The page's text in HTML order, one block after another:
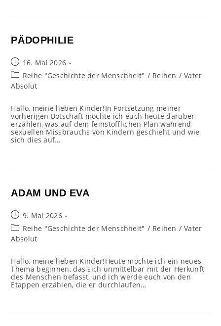
PÄDOPHILIE
Beitrag
veröffentlicht:
16. Mai 2026
Beitrags-
Kategorie:
Reihe "Geschichte der Menschheit" / Reihen / Vater
Absolut
Hallo, meine lieben Kinder!In Fortsetzung meiner
vorherigen Botschaft möchte ich euch heute darüber
erzählen, was auf dem feinstofflichen Plan während
sexuellen Missbrauchs von Kindern geschieht und wie
sich dies auf…
ADAM UND EVA
Beitrag
veröffentlicht:
9. Mai 2026
Beitrags-
Kategorie:
Reihe "Geschichte der Menschheit" / Reihen / Vater
Absolut
Hallo, meine lieben Kinder!Heute möchte ich ein neues
Thema beginnen, das sich unmittelbar mit der Herkunft
des Menschen befasst, und ich werde euch von den
Etappen erzählen, die er durchlaufen…